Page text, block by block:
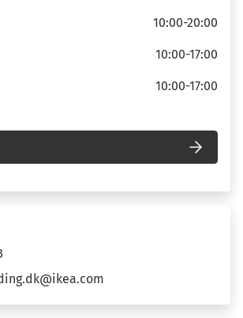
10:00-20:00
10:00-17:00
10:00-17:00